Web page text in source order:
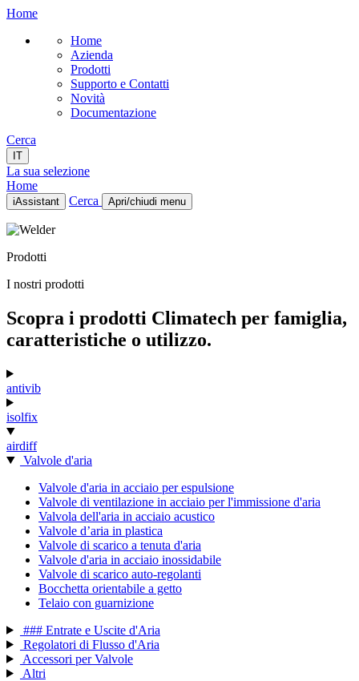
Home
Home
Azienda
Prodotti
Supporto e Contatti
Novità
Documentazione
Cerca
IT
La sua selezione
Home
iAssistant Cerca Apri/chiudi menu
Home
Prodotti
Novità
IT
Prodotti
I nostri prodotti
Scopra i prodotti Climatech per famiglia,
caratteristiche o utilizzo.
antivib
isolfix
airdiff
Valvole d'aria
Valvole d'aria in acciaio per espulsione
Valvole di ventilazione in acciaio per l'immissione d'aria
Valvola dell'aria in acciaio acustico
Valvole d’aria in plastica
Valvole di scarico a tenuta d'aria
Valvole d'aria in acciaio inossidabile
Valvole di scarico auto-regolanti
Bocchetta orientabile a getto
Telaio con guarnizione
### Entrate e Uscite d'Aria
Regolatori di Flusso d'Aria
Accessori per Valvole
Altri